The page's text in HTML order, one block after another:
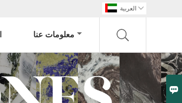

العربية 
معلومات عنا